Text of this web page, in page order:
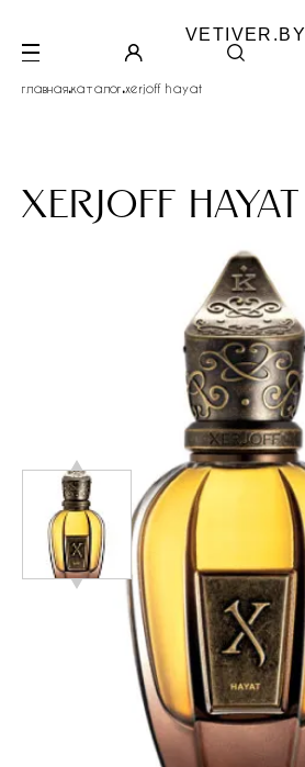
VETIVER.BY
главная.каталог.xerjoff hayat
xerjoff hayat